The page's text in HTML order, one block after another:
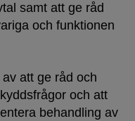
samt att ge råd
och funktionen
att ge råd och
och att
behandling av